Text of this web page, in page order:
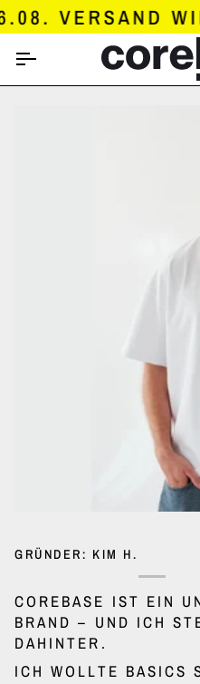
DIREKT
ZUM VERSAND
GRÜNDER: KIM H.
COREBASE IST EIN
BRAND – UND ICH
DAHINTER.
ICH WOLLTE BASICS